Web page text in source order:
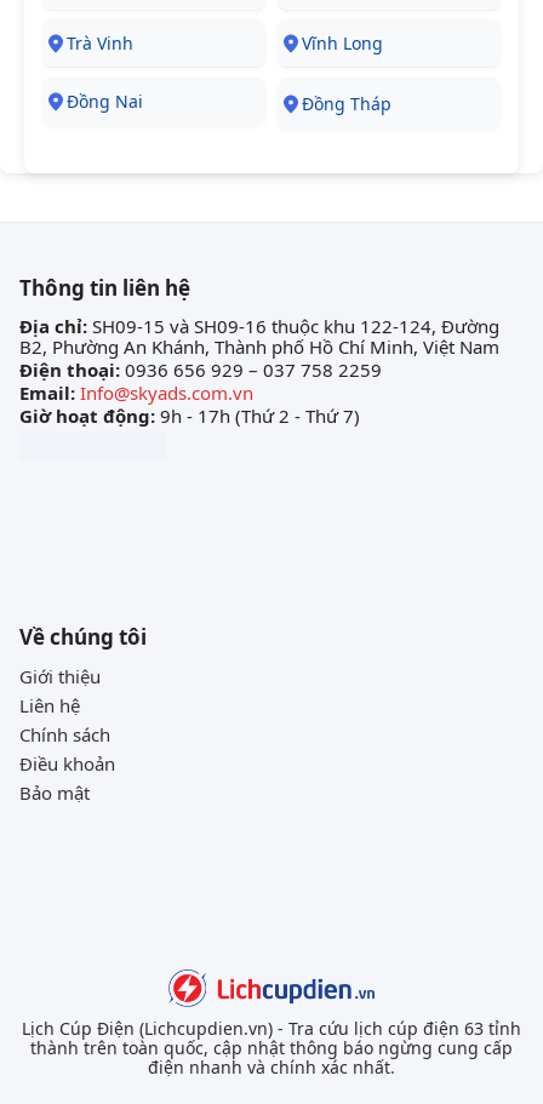
Trà Vinh Vĩnh Long
Đồng Nai Đồng Tháp
Thông tin liên hệ
Địa chỉ: SH09-15 và SH09-16 thuộc khu 122-124, Đường
B2, Phường An Khánh, Thành phố Hồ Chí Minh, Việt Nam
Điện thoại: 0936 656 929 – 037 758 2259
Email: Info@skyads.com.vn
Giờ hoạt động: 9h - 17h (Thứ 2 - Thứ 7)
Về chúng tôi
Giới thiệu
Liên hệ
Chính sách
Điều khoản
Bảo mật
Lịch Cúp Điện (Lichcupdien.vn) - Tra cứu lịch cúp điện 63 tỉnh
thành trên toàn quốc, cập nhật thông báo ngừng cung cấp
điện nhanh và chính xác nhất.